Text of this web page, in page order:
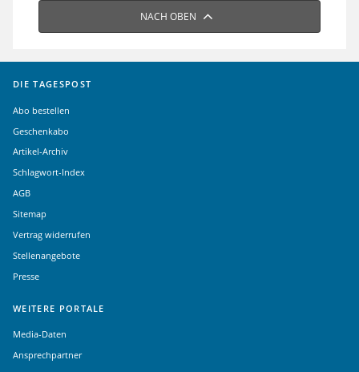
NACH OBEN
DIE TAGESPOST
Abo bestellen
Geschenkabo
Artikel-Archiv
Schlagwort-Index
AGB
Sitemap
Vertrag widerrufen
Stellenangebote
Presse
WEITERE PORTALE
Media-Daten
Ansprechpartner